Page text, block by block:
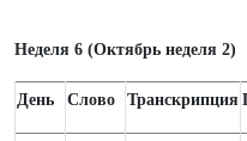
Неделя 6 (Октябрь неделя 2)
День Слово Транскрипция